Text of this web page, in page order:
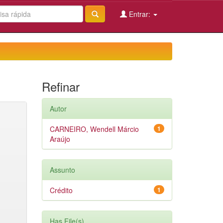
Entrar:
Refinar
Autor
1
CARNEIRO, Wendell Márcio
Araújo
Assunto
1
Crédito
Has File(s)